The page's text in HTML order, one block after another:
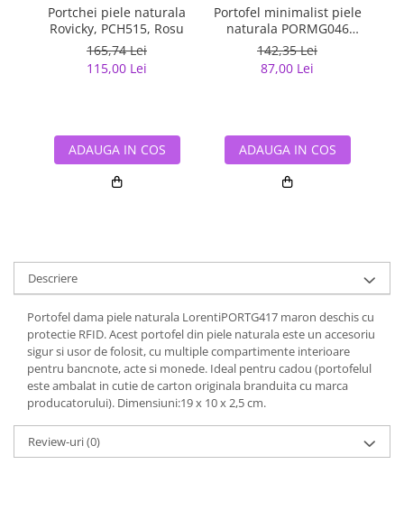
Portchei piele naturala
Rovicky, PCH515, Rosu
165,74 Lei
115,00 Lei
ADAUGA IN COS
Portofel minimalist piele
naturala PORMG046
Maron, cu portcard
detasabil
142,35 Lei
87,00 Lei
ADAUGA IN COS
Descriere
Portofel dama piele naturala LorentiPORTG417 maron deschis cu
protectie RFID. Acest portofel din piele naturala este un accesoriu
sigur si usor de folosit, cu multiple compartimente interioare
pentru bancnote, acte si monede. Ideal pentru cadou (portofelul
este ambalat in cutie de carton originala branduita cu marca
producatorului). Dimensiuni:19 x 10 x 2,5 cm.
Review-uri(0)